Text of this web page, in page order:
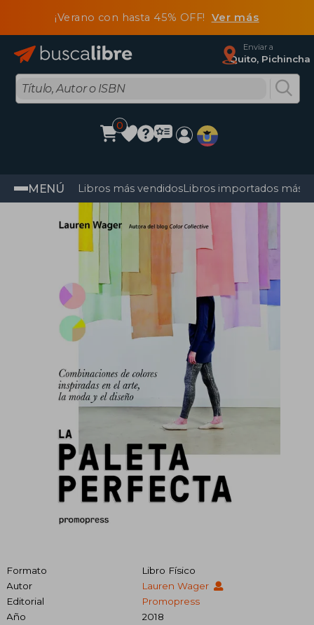
¡Verano con hasta 45% OFF! Ver más
Enviar a
Quito, Pichincha
0
MENÚ Libros más vendidosLibros importados más
Formato
Libro Físico
Autor
Lauren Wager
Editorial
Promopress
Año
2018